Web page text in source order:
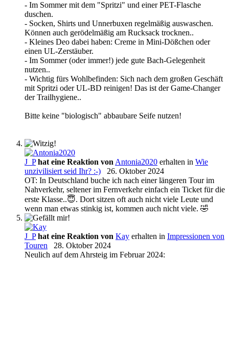
- Im Sommer mit dem "Spritzi" und einer PET-Flasche
duschen.
- Socken, Shirts und Unnerbuxen regelmäßig auswaschen.
Können auch gerödelmäßig am Rucksack trocknen..
- Kleines Deo dabei haben: Creme in Mini-Dößchen oder
einen UL-Zerstäuber.
- Im Sommer (oder immer!) jede gute Bach-Gelegenheit
nutzen..
- Wichtig fürs Wohlbefinden: Sich nach dem großen Geschäft
mit Spritzi oder UL-BD reinigen! Das ist der Game-Changer
der Trailhygiene..
Bitte keine "biologisch" abbaubare Seife nutzen!
J_P hat eine Reaktion von Antonia2020 erhalten in Wie
unzivilisiert seid Ihr? :-)
26. Oktober 2024
OT: In Deutschland buche ich nach einer längeren Tour im
Nahverkehr, seltener im Fernverkehr einfach ein Ticket für die
erste Klasse..😇. Dort sitzen oft auch nicht viele Leute und
wenn man etwas stinkig ist, kommen auch nicht viele. 🤣
J_P hat eine Reaktion von Kay erhalten in Impressionen von
Touren
28. Oktober 2024
Neulich auf dem Ahrsteig im Februar 2024: